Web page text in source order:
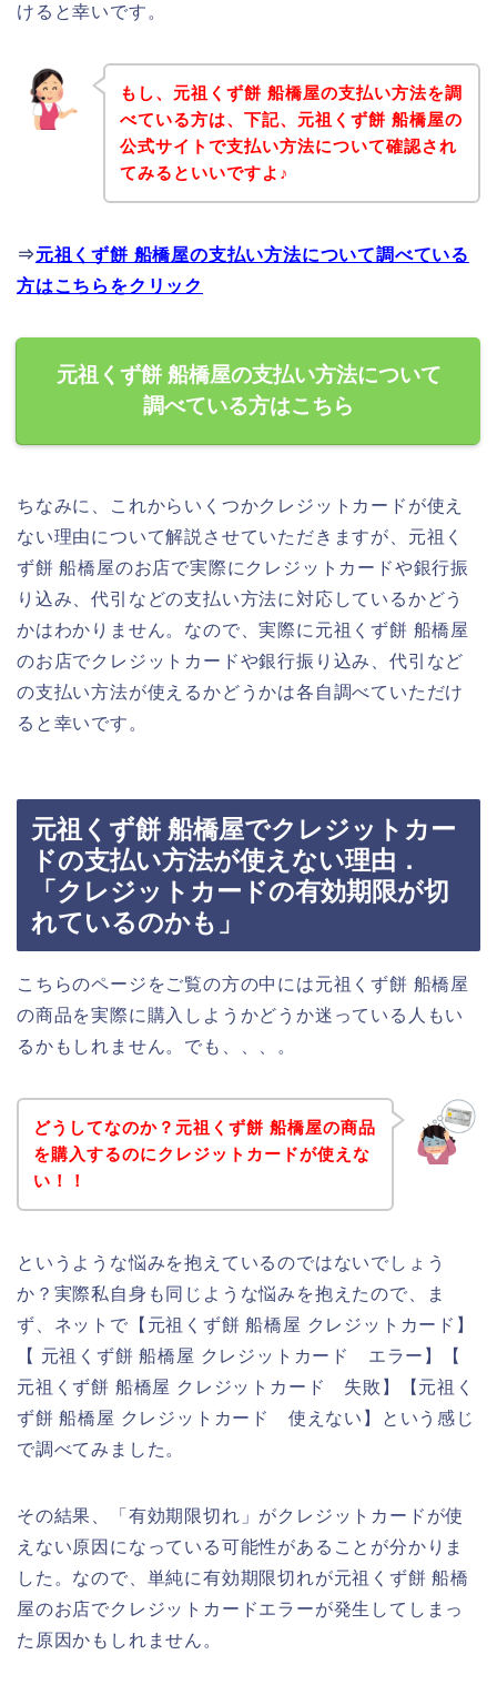
けると幸いです。
もし、元祖くず餅 船橋屋の支払い方法を調
べている方は、下記、元祖くず餅 船橋屋の
公式サイトで支払い方法について確認され
てみるといいですよ♪
⇒元祖くず餅 船橋屋の支払い方法について調べている
方はこちらをクリック
元祖くず餅 船橋屋の支払い方法について
調べている方はこちら
ちなみに、これからいくつかクレジットカードが使え
ない理由について解説させていただきますが、元祖く
ず餅 船橋屋のお店で実際にクレジットカードや銀行振
り込み、代引などの支払い方法に対応しているかどう
かはわかりません。なので、実際に元祖くず餅 船橋屋
のお店でクレジットカードや銀行振り込み、代引など
の支払い方法が使えるかどうかは各自調べていただけ
ると幸いです。
元祖くず餅 船橋屋でクレジットカー
ドの支払い方法が使えない理由．
「クレジットカードの有効期限が切
れているのかも」
こちらのページをご覧の方の中には元祖くず餅 船橋屋
の商品を実際に購入しようかどうか迷っている人もい
るかもしれません。でも、、、。
どうしてなのか？元祖くず餅 船橋屋の商品
を購入するのにクレジットカードが使えな
い！！
というような悩みを抱えているのではないでしょう
か？実際私自身も同じような悩みを抱えたので、ま
ず、ネットで【元祖くず餅 船橋屋 クレジットカード】
【 元祖くず餅 船橋屋 クレジットカード エラー】【
元祖くず餅 船橋屋 クレジットカード 失敗】【元祖く
ず餅 船橋屋 クレジットカード 使えない】という感じ
で調べてみました。
その結果、「有効期限切れ」がクレジットカードが使
えない原因になっている可能性があることが分かりま
した。なので、単純に有効期限切れが元祖くず餅 船橋
屋のお店でクレジットカードエラーが発生してしまっ
た原因かもしれません。